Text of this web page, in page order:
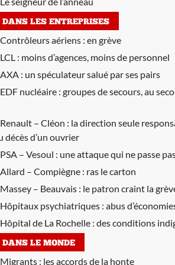
DANS LES ENTREPRISES
Contrôleurs aériens : en grève
LCL : moins d’agences, moins de personnel
AXA : un spéculateur salué par ses pairs
EDF nucléaire : groupes de secours, au
Renault – Cléon : la direction seule
décès d’un ouvrier
PSA – Vesoul : une attaque qui ne passe
Allard – Compiègne : ras le carton
Massey – Beauvais : le patron craint la
Hôpitaux psychiatriques : abus
Hôpital de La Rochelle : des conditions
DANS LE MONDE
Migrants : les accords de la honte